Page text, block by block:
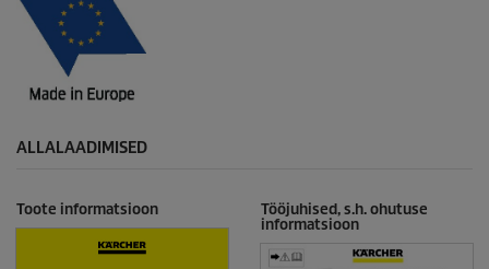
ALLALAADIMISED
Toote informatsioon
Tööjuhised, s.h. ohutuse
informatsioon